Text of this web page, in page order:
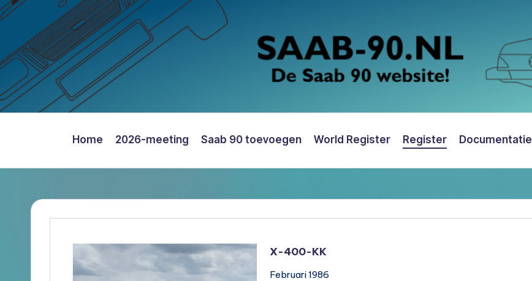
naar
de
inhoud
90
Nederland
Register
Home 2026-meeting Saab 90 toevoegen World Register Register Documentatie
X-400-KK
Februari 1986